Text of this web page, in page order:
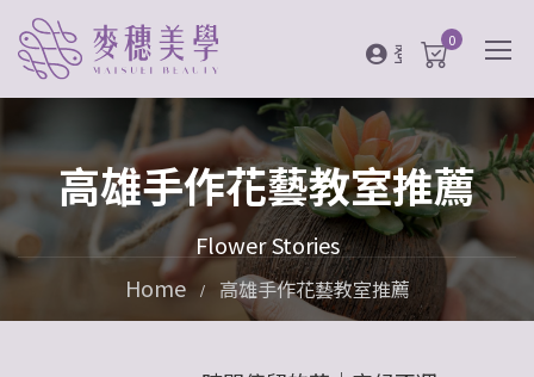
登入 0
高雄手作花藝教室推薦
Flower Stories
Home
高雄手作花藝教室推薦